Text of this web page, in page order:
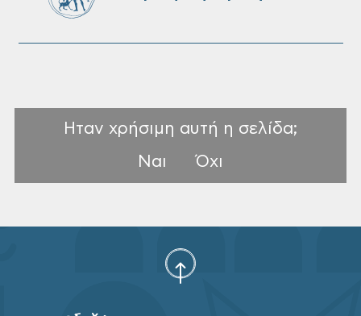
σχολικών μονάδων
Ηταν χρήσιμη αυτή η σελίδα;
Ναι
Όχι